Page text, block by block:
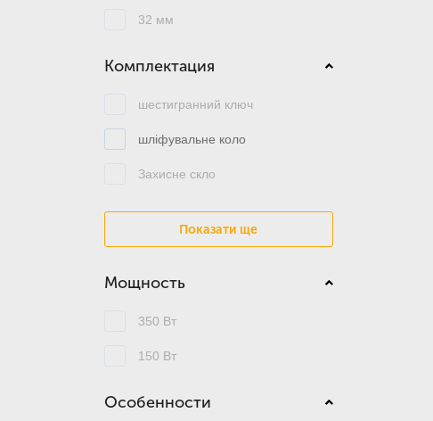
32 мм
Комплектация
шестигранний ключ
шліфувальне коло
Захисне скло
Показати ще
Мощность
350 Вт
150 Вт
Особенности